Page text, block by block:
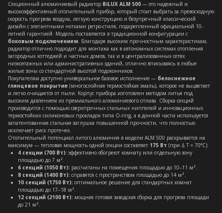
Секционный алюминиевый радиатор BiLUX ALM 500 — это надежный и
высокоэффективный отопительный прибор, который стоит выбрать за превосходную
скорость прогрева воздуха, легкую конструкцию и безупречный классический
дизайн с элегантными нотками ретро-стиля, подкрепленный официальной 10-
летней гарантией. Модель поставляется в традиционной конфигурации с
боковым подключением. Благодаря высоким прочностным характеристикам,
радиатор отлично подходит для монтажа как в автономных системах отопления
загородных коттеджей и частных домов, так и в централизованных сетях
низкоэтажных или административных зданий, отлично вписываясь в любые
жилые зоны со стандартной высотой подоконников.
Покупателям доступно универсальное базовое исполнение — белоснежное
глянцевое покрытие (многослойная термостойкая эмаль), которое не выцветает
и легко очищается от пыли. Корпус прибора изготовлен методом литья под
высоким давлением из премиального алюминиевого сплава. Сборка секций
производится с помощью сверхпрочных стальных ниппелей и инновационных
термостойких силиконовых прокладок типа O-ring, а в донной части используется
запатентованная стальная заглушка повышенной прочности, что полностью
исключает риск протечек.
Отопительный потенциал литого алюминия в модели ALM 500 раскрывается на
максимум — тепловая мощность одной секции составляет 175 Вт (при Δ T = 70°C):
4 секции (700 Вт): эффективно обогреют комнату или отдельную зону
площадью до 7 м².
6 секций (1050 Вт): рассчитаны на помещения площадью до 10–11 м².
8 секций (1400 Вт): справятся с пространством площадью до 14 м².
10 секций (1750 Вт): оптимальное решение для стандартных комнат
площадью до 17–18 м².
12 секций (2100 Вт): мощная готовая заводская сборка для прогрева площади
до 21 м².